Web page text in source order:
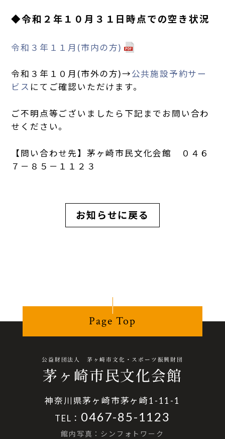
◆令和２年１０月３１日時点での空き状況
令和３年１１月(市内の方)
令和３年１０月(市外の方)→公共施設予約サー
ビス にてご確認いただけます。
ご不明点等ございましたら下記までお問い合わ
せください。
【問い合わせ先】茅ヶ崎市民文化会館 ０４６
７－８５－１１２３
お知らせに戻る
Page Top
公益財団法人 茅ヶ崎市文化・スポーツ振興財団
茅ヶ崎市民文化会館
神奈川県茅ヶ崎市茅ヶ崎1-11-1
TEL： 0467-85-1123
館内写真：シンフォトワーク